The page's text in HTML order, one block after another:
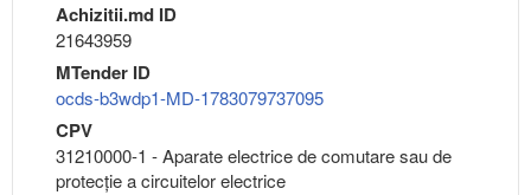
Achizitii.md ID
21643959
MTender ID
ocds-b3wdp1-MD-1783079737095
CPV
31210000-1 - Aparate electrice de comutare sau de
protecţie a circuitelor electrice